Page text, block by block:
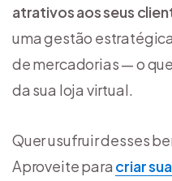
atrativos aos seus
uma gestão
de mercadorias — o
da sua loja virtual.
Quer usufruir desses
Aproveite para criar